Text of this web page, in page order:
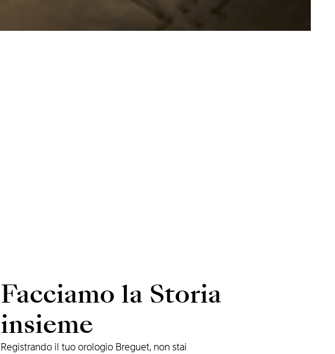
Facciamo la Storia
insieme
Registrando il tuo orologio Breguet, non stai